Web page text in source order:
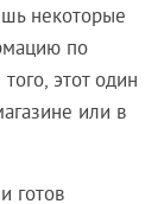
некоторые
по
этот один
или в
готов